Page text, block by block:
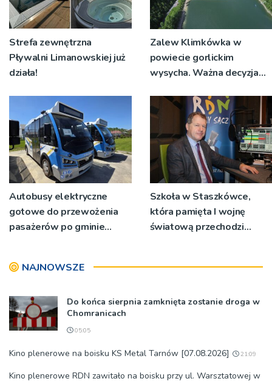
Strefa zewnętrzna
Pływalni Limanowskiej już
działa!
Zalew Klimkówka w
powiecie gorlickim
wysycha. Ważna decyzja
Autobusy elektryczne
gotowe do przewożenia
pasażerów po gminie
Szkoła w Staszkówce,
która pamięta I wojnę
światową przechodzi
NAJNOWSZE
Do końca sierpnia zamknięta zostanie droga w
Chomranicach
05:05
Kino plenerowe na boisku KS Metal Tarnów [07.08.2026] 21:09
Kino plenerowe RDN zawitało na boisku przy ul. Warsztatowej w